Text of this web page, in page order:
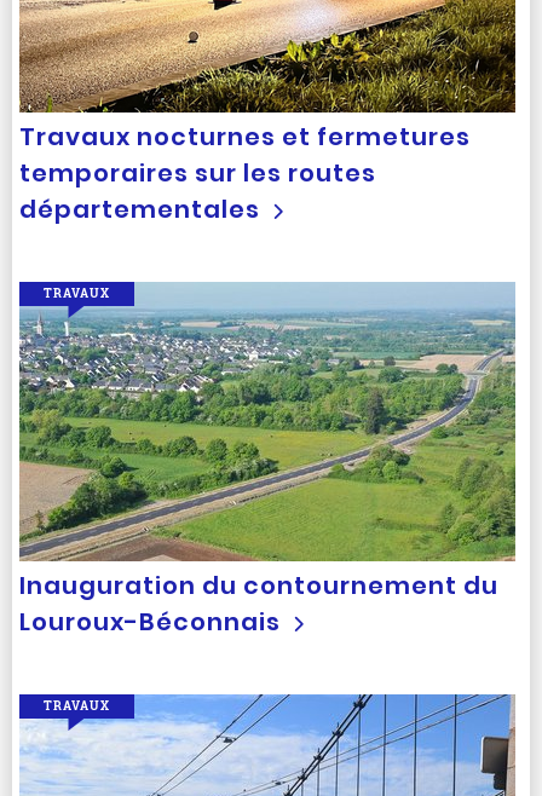
Travaux nocturnes et fermetures
temporaires sur les routes
départementales
Inauguration du contournement du
Louroux-Béconnais
TRAVAUX
TRAVAUX